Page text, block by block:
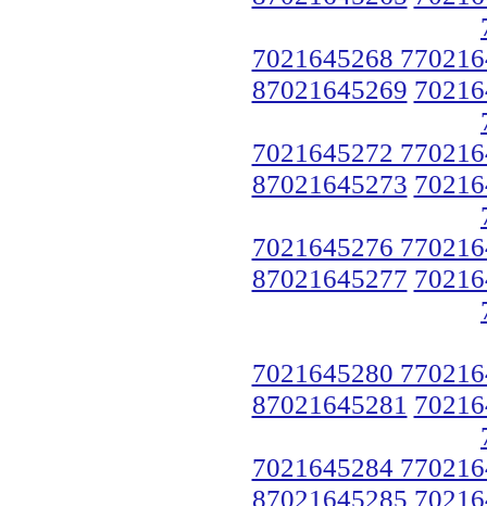
7021645268
87021645269
7021645272
87021645273
7021645276
87021645277
7021645280
87021645281
7021645284
87021645285